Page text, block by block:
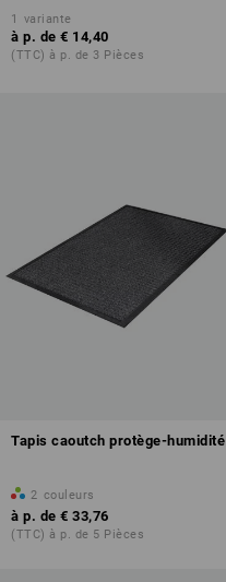
1 variante
à p. de € 14,40
(TTC) à p. de 3 Pièces
Tapis caoutch protège-humidité
2 couleurs
à p. de € 33,76
(TTC) à p. de 5 Pièces